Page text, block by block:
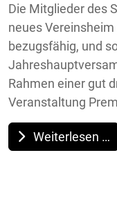
Die Mitglieder des
neues
bezugsfähig, und
Rahmen einer gut
Veranstaltung
Weiterlesen …